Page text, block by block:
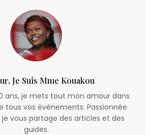
Je Suis Mme Kouakou
ans, je mets tout mon amour dans
tous vos évènements. Passionnée
vous partage des articles et des
guides.